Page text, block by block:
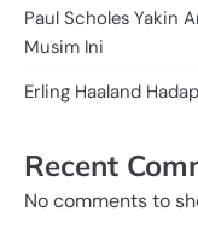
Paul Scholes Yakin
Musim Ini
Erling Haaland
Recent
No comments to